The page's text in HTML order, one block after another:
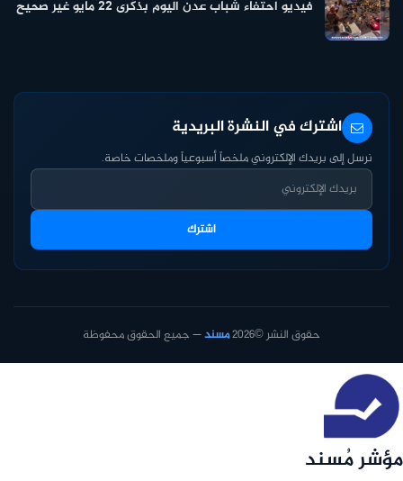
فيديو احتفاء شباب عدن اليوم بذكرى ٢٢ مايو غير صحيح
اشترك في النشرة البريدية
نرسل إلى بريدك الإلكتروني ملخصاً أسبوعياً وملخصات خاصة.
اشترك
حقوق النشر ©2026 مسند— جميع الحقوق محفوظة
مؤشر مُسند